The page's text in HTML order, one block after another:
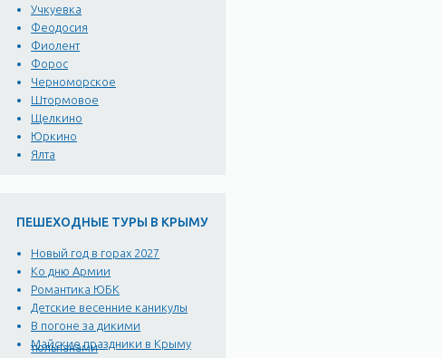
Учкуевка
Феодосия
Фиолент
Форос
Черноморское
Штормовое
Щелкино
Юркино
Ялта
ПЕШЕХОДНЫЕ ТУРЫ В КРЫМУ
Новый год в горах 2027
Ко дню Армии
Романтика ЮБК
Детские весенние каникулы
В погоне за дикими
тюльпанами
Майские праздники в Крыму